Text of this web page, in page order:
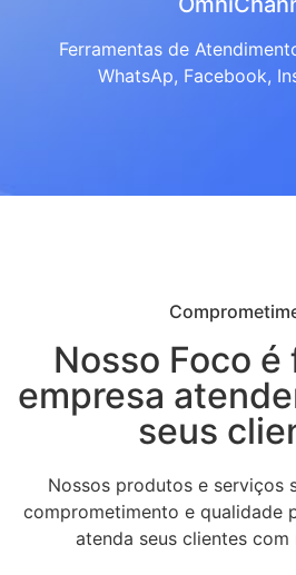
Ferramentas de
WhatsAp, Facebook,
Nosso Foco é
empresa
seus
Nossos produtos e serviços
comprometimento e qualidade
atenda seus clientes com